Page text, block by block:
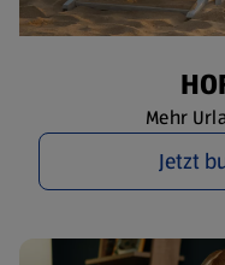
Mehr
Jetzt